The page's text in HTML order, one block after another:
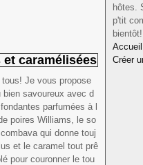
caramélisées
tous! Je vous propose
bien savoureux avec d
parfumées à l
poires Williams, le so
qui donne touj
et le caramel tout prê
pour couronner le tou
hôtes.
p'tit
Créer